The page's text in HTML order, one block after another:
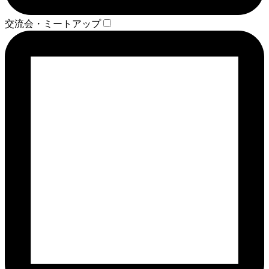
交流会・ミートアップ